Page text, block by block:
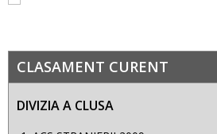
CLASAMENT CURENT
DIVIZIA A CLUSA